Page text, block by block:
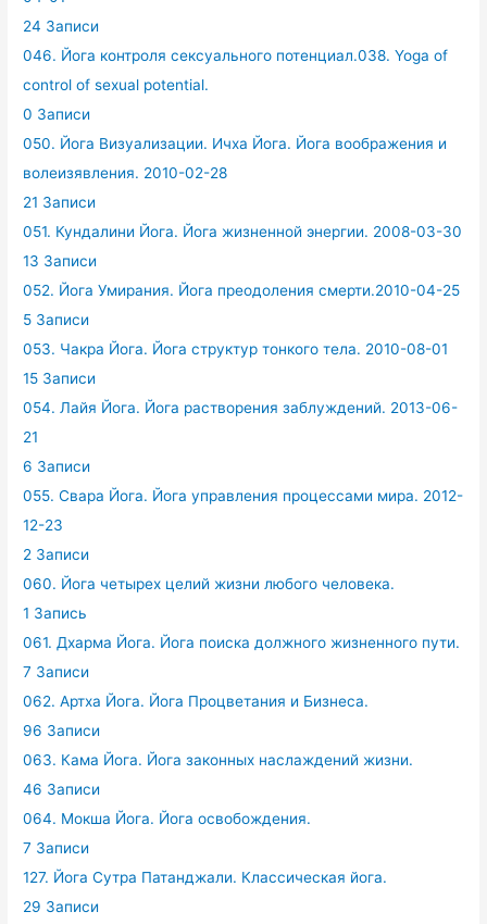
24 Записи
046. Йога контроля сексуального потенциал.038. Yoga of
control of sexual potential.
0 Записи
050. Йога Визуализации. Ичха Йога. Йога воображения и
волеизявления. 2010-02-28
21 Записи
051. Кундалини Йога. Йога жизненной энергии. 2008-03-30
13 Записи
052. Йога Умирания. Йога преодоления смерти.2010-04-25
5 Записи
053. Чакра Йога. Йога структур тонкого тела. 2010-08-01
15 Записи
054. Лайя Йога. Йога растворения заблуждений. 2013-06-
21
6 Записи
055. Свара Йога. Йога управления процессами мира. 2012-
12-23
2 Записи
060. Йога четырех целий жизни любого человека.
1 Запись
061. Дхарма Йога. Йога поиска должного жизненного пути.
7 Записи
062. Артха Йога. Йога Процветания и Бизнеса.
96 Записи
063. Кама Йога. Йога законных наслаждений жизни.
46 Записи
064. Мокша Йога. Йога освобождения.
7 Записи
127. Йога Сутра Патанджали. Классическая йога.
29 Записи